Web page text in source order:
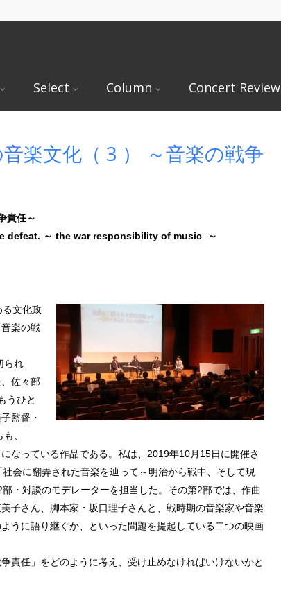
Select Column Concert Review
楽文化（ 3 ） ～音楽の戦争
責任～
defeat. ～ the war responsibility of music ～
文化政
楽の戦
られ
佐々部
うひと
監督・
、
なっている作品である。私は、2019年10月15日に開催さ
社会に翻弄された音楽を辿って～明治から戦中、そして現
・対談のモデレーターを担当した。その第2部では、作曲
子さん、脚本家・坂口理子さんと、戦時期の音楽家や音楽
うに語り継ぐか、といった問題を提起している二つの映画
責任」をどのように考え、受け止めなければいけないかと